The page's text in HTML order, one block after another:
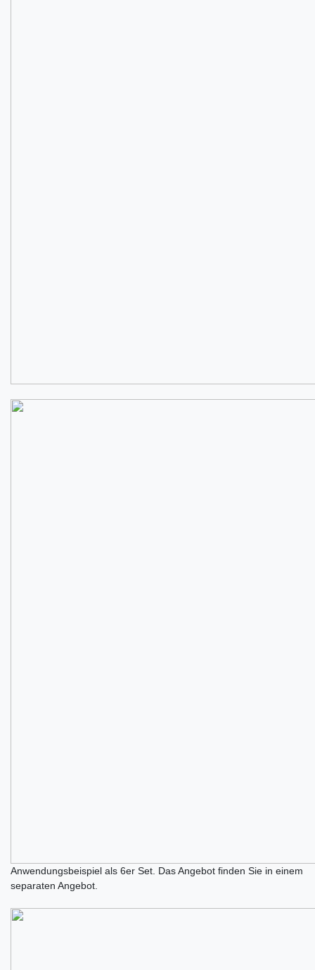
Anwendungsbeispiel als 6er Set. Das Angebot finden Sie in einem
separaten Angebot.